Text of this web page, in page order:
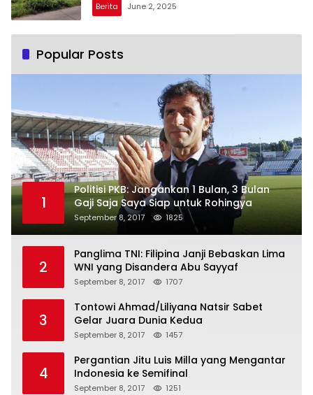
Berita June 2, 2025
Popular Posts
1
Politisi PKB: Jangankan 1 Bulan, 3 Bulan
Gaji Saja Saya Siap untuk Rohingya
September 8, 2017 1825
2
Panglima TNI: Filipina Janji Bebaskan Lima
WNI yang Disandera Abu Sayyaf
September 8, 2017 1707
3
Tontowi Ahmad/Liliyana Natsir Sabet
Gelar Juara Dunia Kedua
September 8, 2017 1457
4
Pergantian Jitu Luis Milla yang Mengantar
Indonesia ke Semifinal
September 8, 2017 1251